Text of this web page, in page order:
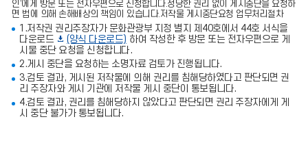
인’에게 방문 또는 전자우편으로 신청합니다.정당한 권리 없이 게시중단을 요청하
면 법에 의해 손해배상의 책임이 있습니다.저작물 게시중단요청 업무처리절차
1.저작권 권리주장자가 문화관광부 지정 별지 제40호에서 44호 서식을
다운로드
(양식 다운로드) 하여 작성한 후 방문 또는 전자우편으로 게
시물 중단 요청을 신청합니다.
2.게시 중단을 요청하는 소명자료 검토가 진행됩니다.
3.검토 결과, 게시된 저작물에 의해 권리를 침해당하였다고 판단되면 권
리 주장자와 게시 기관에 저작물 게시 중단이 통보됩니다.
4.검토 결과, 권리를 침해당하지 않았다고 판단되면 권리 주장자에게 게
시 중단 불가가 통보됩니다.